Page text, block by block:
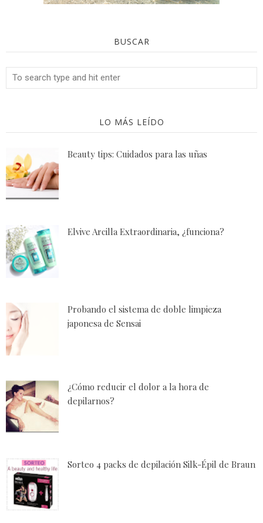
BUSCAR
LO MÁS LEÍDO
Beauty tips: Cuidados para las uñas
Elvive Arcilla Extraordinaria, ¿funciona?
Probando el sistema de doble limpieza
japonesa de Sensai
¿Cómo reducir el dolor a la hora de
depilarnos?
Sorteo 4 packs de depilación Silk-Épil de Braun